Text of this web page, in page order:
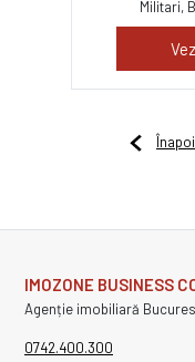
Militari,
IMOZONE BUSINESS
Agenție imobiliară
0742.400.300